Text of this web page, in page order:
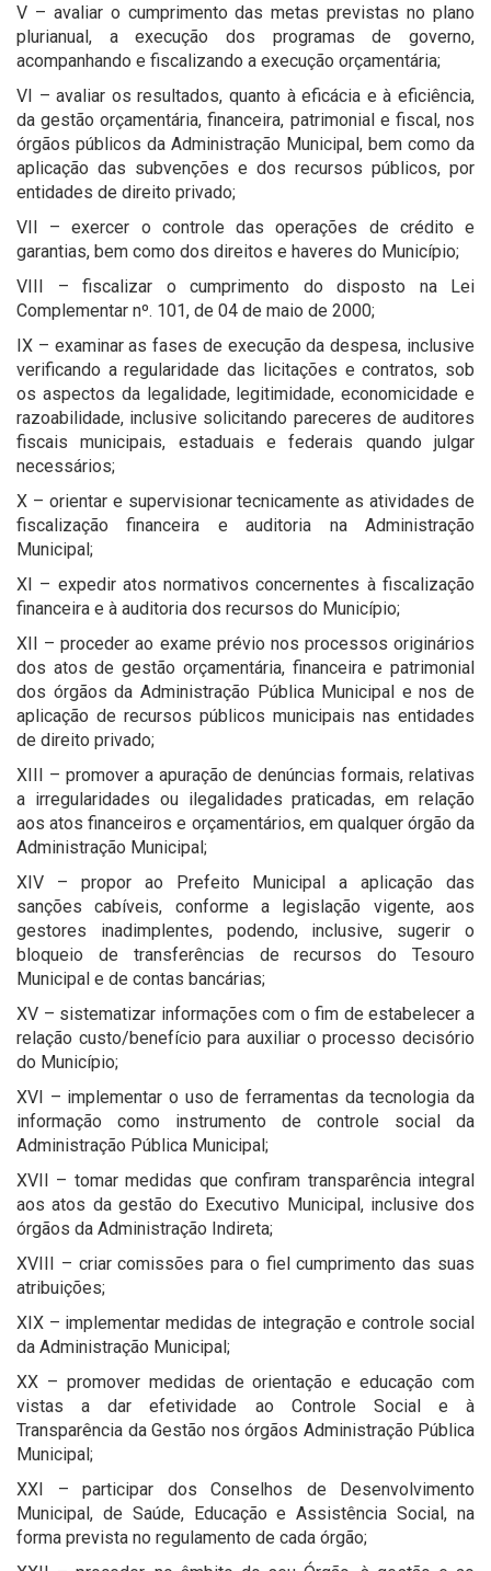
V – avaliar o cumprimento das metas previstas no plano
plurianual, a execução dos programas de governo,
acompanhando e fiscalizando a execução orçamentária;
VI – avaliar os resultados, quanto à eficácia e à eficiência,
da gestão orçamentária, financeira, patrimonial e fiscal, nos
órgãos públicos da Administração Municipal, bem como da
aplicação das subvenções e dos recursos públicos, por
entidades de direito privado;
VII – exercer o controle das operações de crédito e
garantias, bem como dos direitos e haveres do Município;
VIII – fiscalizar o cumprimento do disposto na Lei
Complementar nº. 101, de 04 de maio de 2000;
IX – examinar as fases de execução da despesa, inclusive
verificando a regularidade das licitações e contratos, sob
os aspectos da legalidade, legitimidade, economicidade e
razoabilidade, inclusive solicitando pareceres de auditores
fiscais municipais, estaduais e federais quando julgar
necessários;
X – orientar e supervisionar tecnicamente as atividades de
fiscalização financeira e auditoria na Administração
Municipal;
XI – expedir atos normativos concernentes à fiscalização
financeira e à auditoria dos recursos do Município;
XII – proceder ao exame prévio nos processos originários
dos atos de gestão orçamentária, financeira e patrimonial
dos órgãos da Administração Pública Municipal e nos de
aplicação de recursos públicos municipais nas entidades
de direito privado;
XIII – promover a apuração de denúncias formais, relativas
a irregularidades ou ilegalidades praticadas, em relação
aos atos financeiros e orçamentários, em qualquer órgão da
Administração Municipal;
XIV – propor ao Prefeito Municipal a aplicação das
sanções cabíveis, conforme a legislação vigente, aos
gestores inadimplentes, podendo, inclusive, sugerir o
bloqueio de transferências de recursos do Tesouro
Municipal e de contas bancárias;
XV – sistematizar informações com o fim de estabelecer a
relação custo/benefício para auxiliar o processo decisório
do Município;
XVI – implementar o uso de ferramentas da tecnologia da
informação como instrumento de controle social da
Administração Pública Municipal;
XVII – tomar medidas que confiram transparência integral
aos atos da gestão do Executivo Municipal, inclusive dos
órgãos da Administração Indireta;
XVIII – criar comissões para o fiel cumprimento das suas
atribuições;
XIX – implementar medidas de integração e controle social
da Administração Municipal;
XX – promover medidas de orientação e educação com
vistas a dar efetividade ao Controle Social e à
Transparência da Gestão nos órgãos Administração Pública
Municipal;
XXI – participar dos Conselhos de Desenvolvimento
Municipal, de Saúde, Educação e Assistência Social, na
forma prevista no regulamento de cada órgão;